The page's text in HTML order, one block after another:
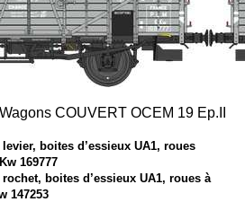
COUVERT OCEM 19 Ep.II
boites d’essieux UA1, roues
169777
boites d’essieux UA1, roues à
147253